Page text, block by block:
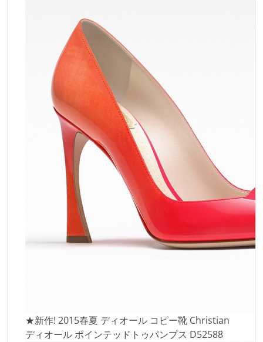
★新作! 2015春夏 ディオール コピー靴 Christian
ディオール ポインテッドトゥパンプス D52588